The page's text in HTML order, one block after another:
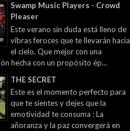
Swamp Music Players - Crowd
Pleaser
Este verano sin duda está lleno de
vibras feroces que te llevarán hacia
el cielo. Que mejor con una
hecha con un propósito ép...
THE SECRET
Este es el momento perfecto para
que te sientes y dejes que la
emotividad te consuma : La
añoranza y la paz convergerá en